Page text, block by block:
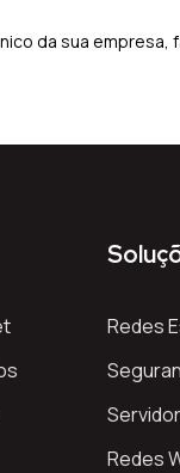
da sua empresa,
Redes
Redes